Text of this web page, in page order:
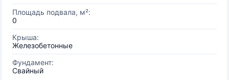
Площадь подвала, м²:
0
Крыша:
Железобетонные
Фундамент:
Свайный